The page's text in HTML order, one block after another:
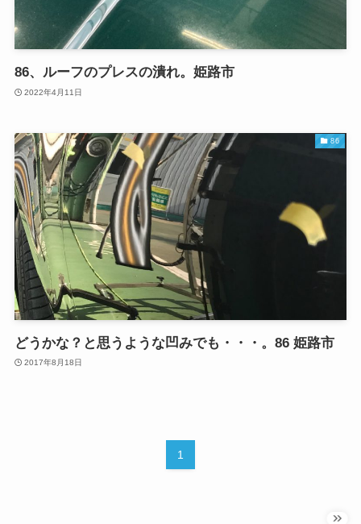
86、ルーフのプレスの潰れ。姫路市
2022年4月11日
86
どうかな？と思うような凹みでも・・・。86 姫路市
2017年8月18日
1